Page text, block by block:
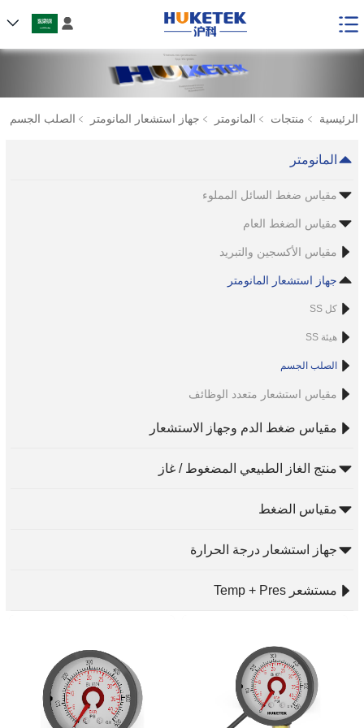

الرئيسية ﹥ منتجات ﹥ المانومتر ﹥ جهاز استشعار المانومتر ﹥ الصلب الجسم
المانومتر
مقياس ضغط السائل المملوء
مقياس الضغط العام
مقياس الأكسجين والتبريد
جهاز استشعار المانومتر
كل SS
هيئة SS
الصلب الجسم
مقياس استشعار متعدد الوظائف
مقياس ضغط الدم وجهاز الاستشعار
منتج الغاز الطبيعي المضغوط / غاز
مقياس الضغط
جهاز استشعار درجة الحرارة
مستشعر Temp + Pres